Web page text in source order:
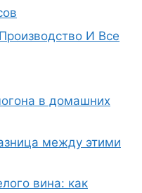
И Все
в домашних
между этими
вина: как